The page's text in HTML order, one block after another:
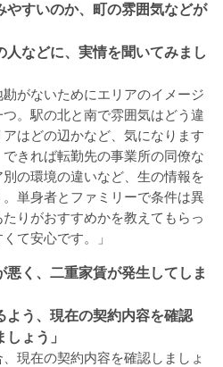
すいのか、町の雰囲気などが
などに、実情を聞いてみまし
がないためにエリアのイメージ
。駅の北と南で雰囲気はどう違
はどの辺かなど、気になります
きれば転勤先の事業所の同僚な
の環境の違いなど、生の情報を
単身者とファミリーで条件は異
りがおすすめかを教えてもらっ
て安心です。」
く、二重家賃が発生してしま
う、現在の契約内容を確認
ょう」
現在の契約内容を確認しましょ